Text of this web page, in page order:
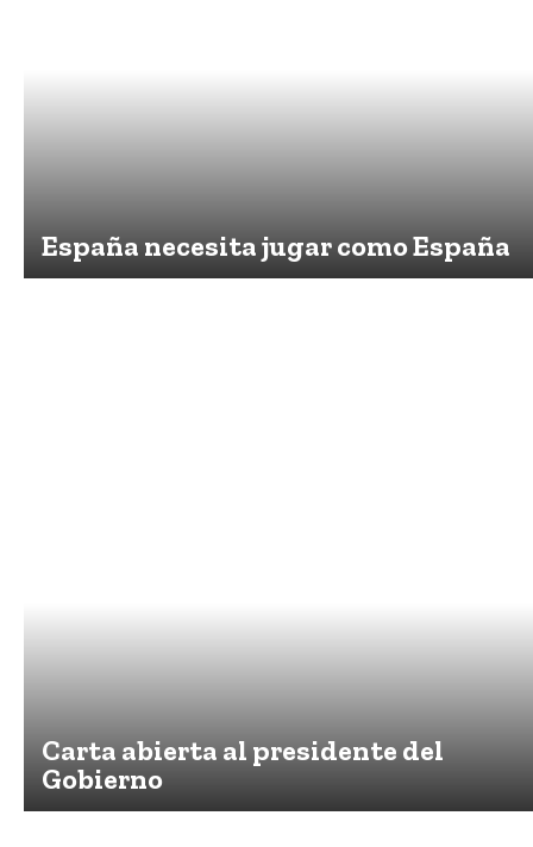
España necesita jugar como España
Carta abierta al presidente del
Gobierno